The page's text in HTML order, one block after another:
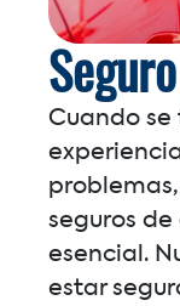
Cuando
seguros
esencial.
estar